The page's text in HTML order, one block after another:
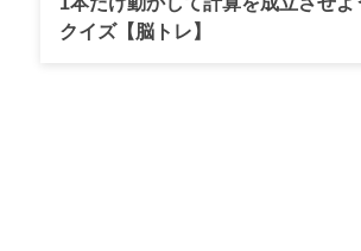
です。コミュニティなどに参加する
クイズ【脳トレ】